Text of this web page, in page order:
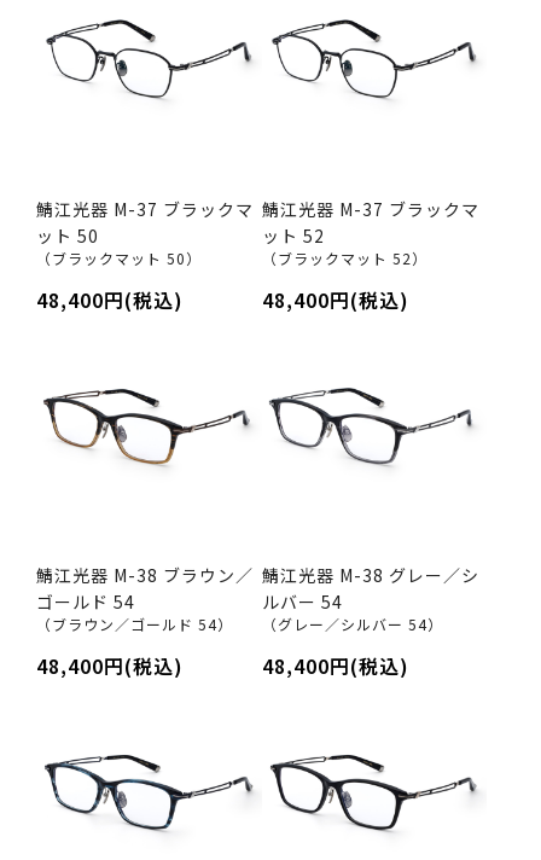
鯖江光器 M-37 ブラックマ
ット 50
（ブラックマット 50）
48,400円(税込)
鯖江光器 M-37 ブラックマ
ット 52
（ブラックマット 52）
48,400円(税込)
鯖江光器 M-38 ブラウン／
ゴールド 54
（ブラウン／ゴールド 54）
48,400円(税込)
鯖江光器 M-38 グレー／シ
ルバー 54
（グレー／シルバー 54）
48,400円(税込)